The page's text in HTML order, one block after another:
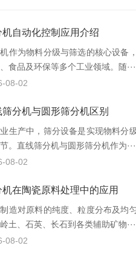
机自动化控制应用介绍
作为物料分级与筛选的核心设备
食品及环保等多个工业领域。随···
08-02
筛分机与圆形筛分机区别
生产中，筛分设备是实现物料分
。直线筛分机与圆形筛分机作为···
08-02
机在陶瓷原料处理中的应用
造对原料的纯度、粒度分布及均
土、石英、长石到各类辅助矿物···
08-02